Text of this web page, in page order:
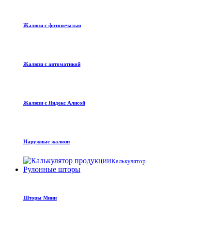
Жалюзи с фотопечатью
Жалюзи с автоматикой
Жалюзи с Яндекс Алисой
Наружные жалюзи
Калькулятор
Рулонные шторы
Шторы Мини